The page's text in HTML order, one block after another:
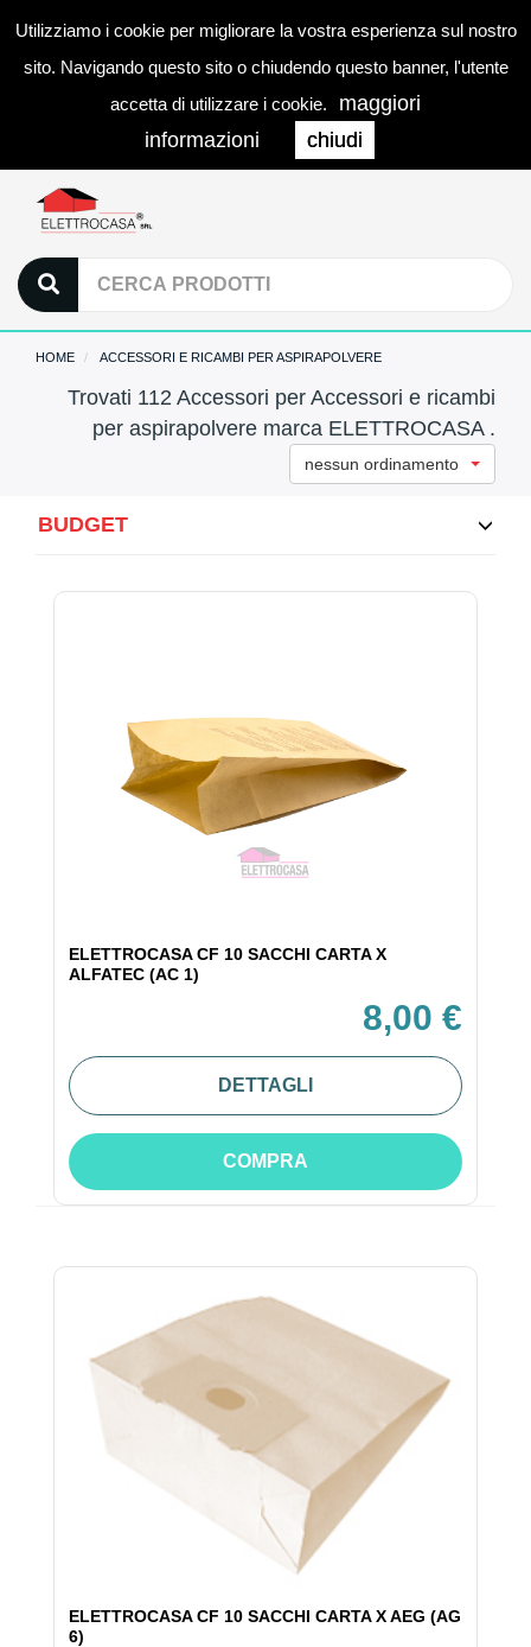
Utilizziamo i cookie per migliorare la vostra esperienza sul nostro
sito. Navigando questo sito o chiudendo questo banner, l'utente
accetta di utilizzare i cookie.
maggiori
informazioni
chiudi
0
HOME ACCESSORI E RICAMBI PER ASPIRAPOLVERE
Trovati 112 Accessori per Accessori e ricambi
per aspirapolvere marca ELETTROCASA .
nessun ordinamento
BUDGET
ELETTROCASA CF 10 SACCHI CARTA X
ALFATEC (AC 1)
8,00 €
DETTAGLI
COMPRA
ELETTROCASA CF 10 SACCHI CARTA X AEG (AG
6)